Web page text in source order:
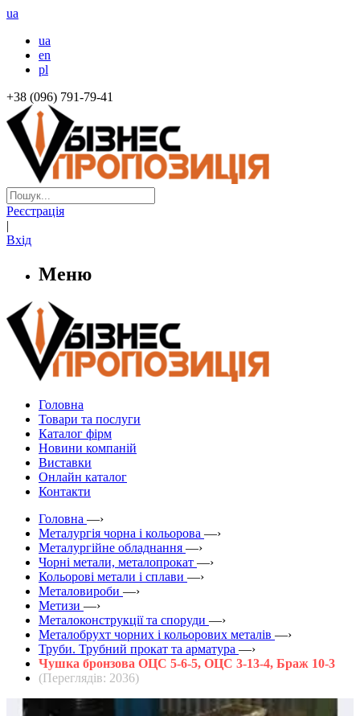
ua
ua
en
pl
+38 (096) 791-79-41
Реєстрація
|
Вхід
Меню
Головна
Товари та послуги
Каталог фірм
Новини компаній
Виставки
Онлайн каталог
Контакти
Головна —›
Металургія чорна і кольорова —›
Металургійне обладнання —›
Чорні метали, металопрокат —›
Кольорові метали і сплави —›
Металовироби —›
Метизи —›
Металоконструкції та споруди —›
Металобрухт чорних і кольорових металів —›
Труби. Трубний прокат та арматура —›
Чушка бронзова ОЦС 5-6-5, ОЦС 3-13-4, Браж 10-3
(Переглядів: 2036)